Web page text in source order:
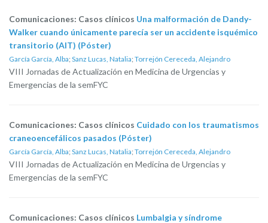
Comunicaciones: Casos clínicos Una malformación de Dandy-
Walker cuando únicamente parecía ser un accidente isquémico
transitorio (AIT) (Póster)
García García, Alba; Sanz Lucas, Natalia; Torrejón Cereceda, Alejandro
VIII Jornadas de Actualización en Medicina de Urgencias y
Emergencias de la semFYC
Comunicaciones: Casos clínicos Cuidado con los traumatismos
craneoencefálicos pasados (Póster)
García García, Alba; Sanz Lucas, Natalia; Torrejón Cereceda, Alejandro
VIII Jornadas de Actualización en Medicina de Urgencias y
Emergencias de la semFYC
Comunicaciones: Casos clínicos Lumbalgia y síndrome